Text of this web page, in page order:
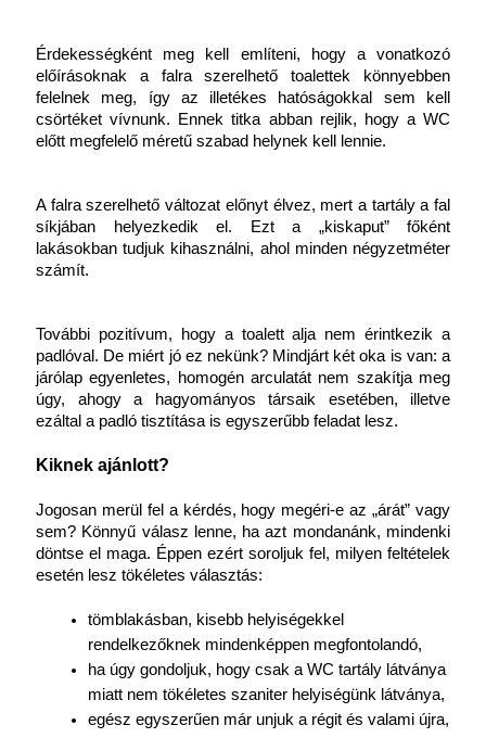
Érdekességként meg kell említeni, hogy a vonatkozó
előírásoknak a falra szerelhető toalettek könnyebben
felelnek meg, így az illetékes hatóságokkal sem kell
csörtéket vívnunk. Ennek titka abban rejlik, hogy a WC
előtt megfelelő méretű szabad helynek kell lennie.
A falra szerelhető változat előnyt élvez, mert a tartály a fal
síkjában helyezkedik el. Ezt a „kiskaput” főként
lakásokban tudjuk kihasználni, ahol minden négyzetméter
számít.
További pozitívum, hogy a toalett alja nem érintkezik a
padlóval. De miért jó ez nekünk? Mindjárt két oka is van: a
járólap egyenletes, homogén arculatát nem szakítja meg
úgy, ahogy a hagyományos társaik esetében, illetve
ezáltal a padló tisztítása is egyszerűbb feladat lesz.
Kiknek ajánlott?
Jogosan merül fel a kérdés, hogy megéri-e az „árát” vagy
sem? Könnyű válasz lenne, ha azt mondanánk, mindenki
döntse el maga. Éppen ezért soroljuk fel, milyen feltételek
esetén lesz tökéletes választás:
tömblakásban, kisebb helyiségekkel
rendelkezőknek mindenképpen megfontolandó,
ha úgy gondoljuk, hogy csak a WC tartály látványa
miatt nem tökéletes szaniter helyiségünk látványa,
egész egyszerűen már unjuk a régit és valami újra,